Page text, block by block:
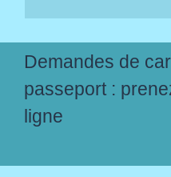
Demandes de
passeport :
ligne